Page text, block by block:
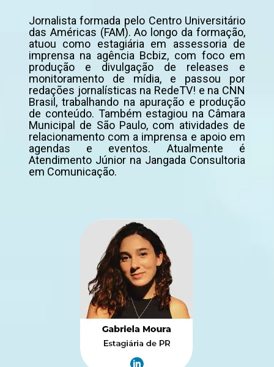
Jornalista formada pelo Centro Universitário
das Américas (FAM). Ao longo da formação,
atuou como estagiária em assessoria de
imprensa na agência Bcbiz, com foco em
produção e divulgação de releases e
monitoramento de mídia, e passou por
redações jornalísticas na RedeTV! e na CNN
Brasil, trabalhando na apuração e produção
de conteúdo. Também estagiou na Câmara
Municipal de São Paulo, com atividades de
relacionamento com a imprensa e apoio em
agendas e eventos. Atualmente é
Atendimento Júnior na Jangada Consultoria
em Comunicação.